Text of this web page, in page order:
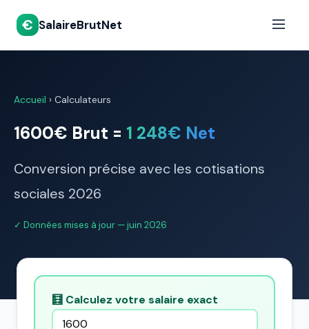
€ SalaireBrutNet
Accueil › Calculateurs
1600€ Brut = 1 248€ Net
Conversion précise avec les cotisations
sociales 2026
✓ Données mises à jour — juin 2026
🧮 Calculez votre salaire exact